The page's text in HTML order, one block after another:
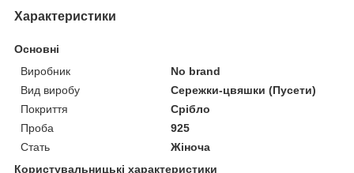
Характеристики
Основні
Виробник
No brand
Вид виробу
Сережки-цвяшки (Пусети)
Покриття
Срібло
Проба
925
Стать
Жіноча
Користувальницькі характеристики